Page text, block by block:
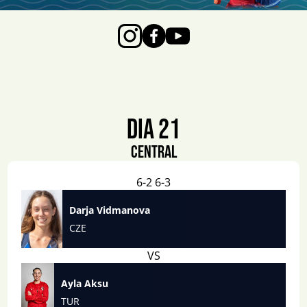
DIA 21
CENTRAL
6-2 6-3
Darja Vidmanova
CZE
VS
Ayla Aksu
TUR